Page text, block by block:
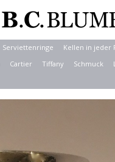
Serviettenringe
Kellen in jeder
Cartier Tiffany Schmuck